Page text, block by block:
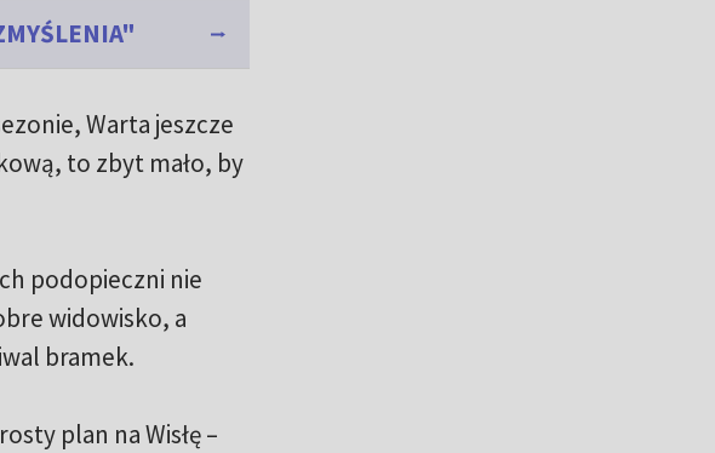
Warta jeszcze
to zbyt mało, by
podopieczni nie
widowisko, a
bramek.
plan na Wisłę –